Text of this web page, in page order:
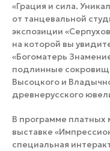
«Грация и сила.
от танцевальной
экспозиции
на которой вы
«Богоматерь
подлинные
Высоцкого и
древнерусского
В программе платных
выставке
специальная